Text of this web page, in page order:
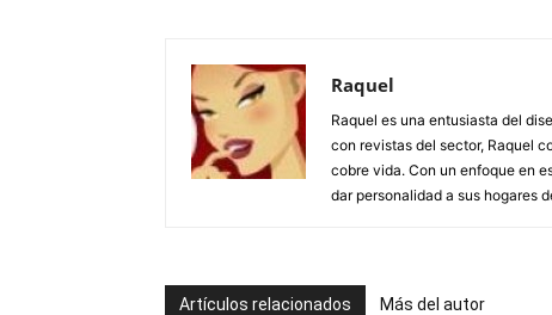
Raquel
Raquel es una entusiasta del
con revistas del sector, Raquel
cobre vida. Con un enfoque en
dar personalidad a sus hogares
Artículos relacionados Más del autor